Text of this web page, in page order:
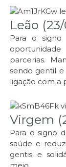
Leão
Para o
parcerias.
sendo gentil e
ligação com a
Virgem
Para o signo
saúde e
gentis e